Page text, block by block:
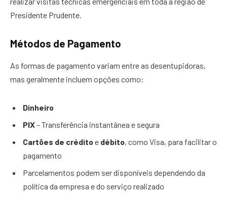
Presidente Prudente.
Métodos de Pagamento
As formas de pagamento variam entre as desentupidoras,
mas geralmente incluem opções como:
Dinheiro
PIX– Transferência instantânea e segura
Cartões de créditoe débito, como Visa, para facilitar o
pagamento
Parcelamentos podem ser disponíveis dependendo da
política da empresa e do serviço realizado